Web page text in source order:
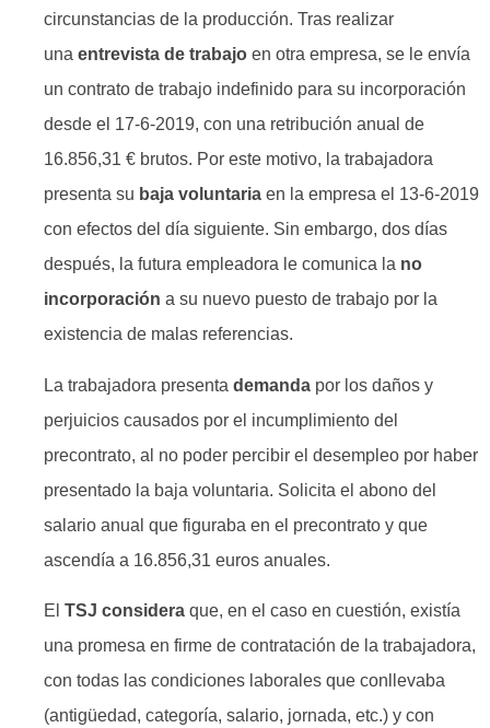
circunstancias de la producción. Tras realizar
una entrevista de trabajo en otra empresa, se le envía
un contrato de trabajo indefinido para su incorporación
desde el 17-6-2019, con una retribución anual de
16.856,31 € brutos. Por este motivo, la trabajadora
presenta su baja voluntaria en la empresa el 13-6-2019
con efectos del día siguiente. Sin embargo, dos días
después, la futura empleadora le comunica la no
incorporación a su nuevo puesto de trabajo por la
existencia de malas referencias.
La trabajadora presenta demanda por los daños y
perjuicios causados por el incumplimiento del
precontrato, al no poder percibir el desempleo por haber
presentado la baja voluntaria. Solicita el abono del
salario anual que figuraba en el precontrato y que
ascendía a 16.856,31 euros anuales.
El TSJ considera que, en el caso en cuestión, existía
una promesa en firme de contratación de la trabajadora,
con todas las condiciones laborales que conllevaba
(antigüedad, categoría, salario, jornada, etc.) y con